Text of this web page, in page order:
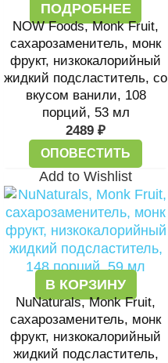
ПОДРОБНЕЕ
NOW Foods, Monk Fruit,
сахарозаменитель, монк
фрукт, низкокалорийный
жидкий подсластитель, со
вкусом ванили, 108
порций, 53 мл
2489 ₽
ОПОВЕСТИТЬ
Add to Wishlist
В КОРЗИНУ
NuNaturals, Monk Fruit,
сахарозаменитель, монк
фрукт, низкокалорийный
жидкий подсластитель,